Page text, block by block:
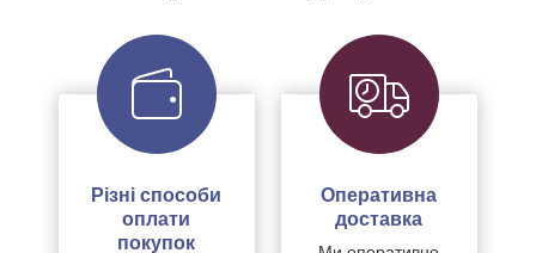
Різні способи
оплати
покупок
Оперативна
доставка